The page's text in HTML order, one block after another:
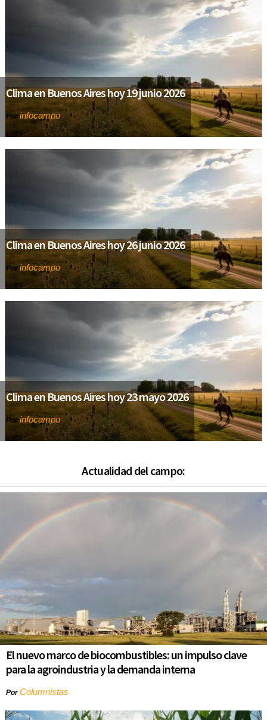
Clima en Buenos Aires hoy 19 junio 2026
Por infocampo
Clima en Buenos Aires hoy 26 junio 2026
Por infocampo
Clima en Buenos Aires hoy 23 mayo 2026
Por infocampo
Actualidad del campo:
El nuevo marco de biocombustibles: un impulso clave
para la agroindustria y la demanda interna
PorColumnistas